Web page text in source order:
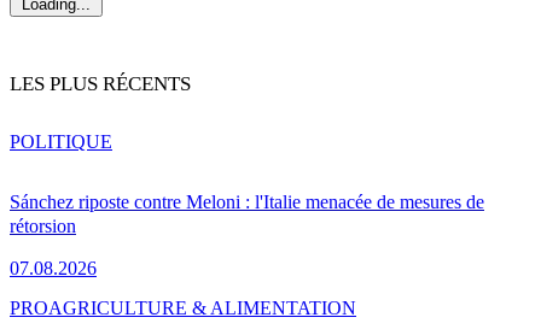
Loading...
LES PLUS RÉCENTS
Sánchez riposte contre Meloni : l'Italie menacée de mesures de
rétorsion
07.08.2026
POLITIQUE
PROAGRICULTURE & ALIMENTATION